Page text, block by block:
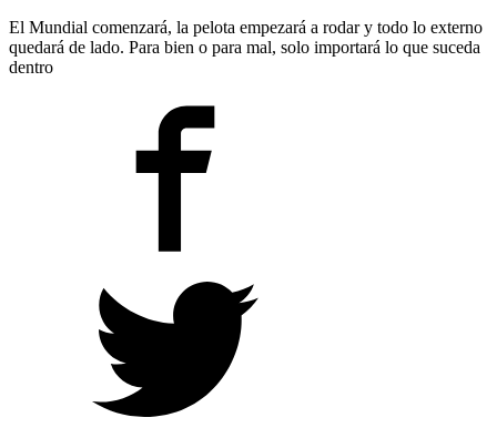
El Mundial comenzará, la pelota empezará a rodar y todo lo externo
quedará de lado. Para bien o para mal, solo importará lo que suceda
dentro